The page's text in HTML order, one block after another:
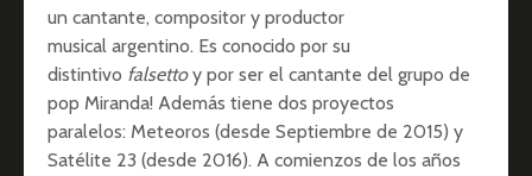
un cantante, compositor y productor
musical argentino. Es conocido por su
distintivo falsettoy por ser el cantante del grupo de
pop Miranda! Además tiene dos proyectos
paralelos: Meteoros (desde Septiembre de 2015) y
Satélite 23 (desde 2016). A comienzos de los años